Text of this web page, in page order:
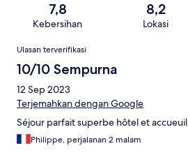
7,8
Kebersihan
8,2
Lokasi
Ulasan
Ulasan terverifikasi
10/10 Sempurna
12 Sep 2023
Terjemahkan dengan Google
Séjour parfait superbe hôtel et accueuil
Philippe, perjalanan 2 malam